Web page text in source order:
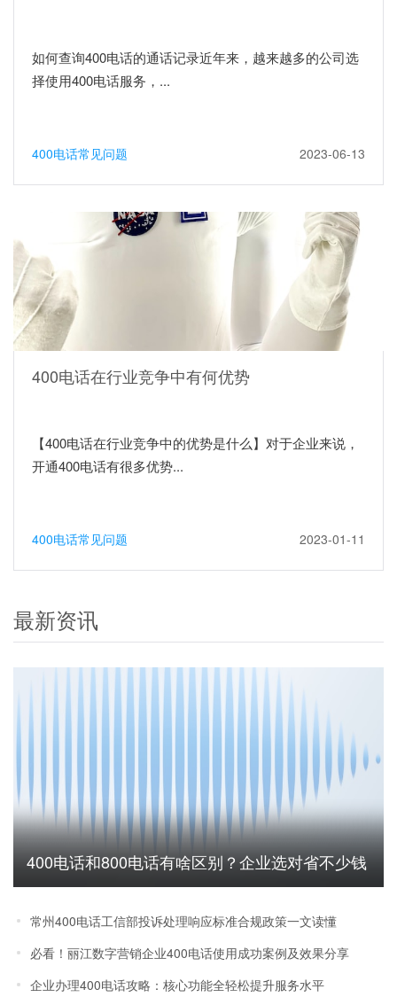
如何查询400电话的通话记录近年来，越来越多的公司选
择使用400电话服务，...
400电话常见问题 2023-06-13
400电话在行业竞争中有何优势
【400电话在行业竞争中的优势是什么】对于企业来说，
开通400电话有很多优势...
400电话常见问题 2023-01-11
最新资讯
400电话和800电话有啥区别？企业选对省不少钱
常州400电话工信部投诉处理响应标准合规政策一文读懂
必看！丽江数字营销企业400电话使用成功案例及效果分享
企业办理400电话攻略：核心功能全轻松提升服务水平